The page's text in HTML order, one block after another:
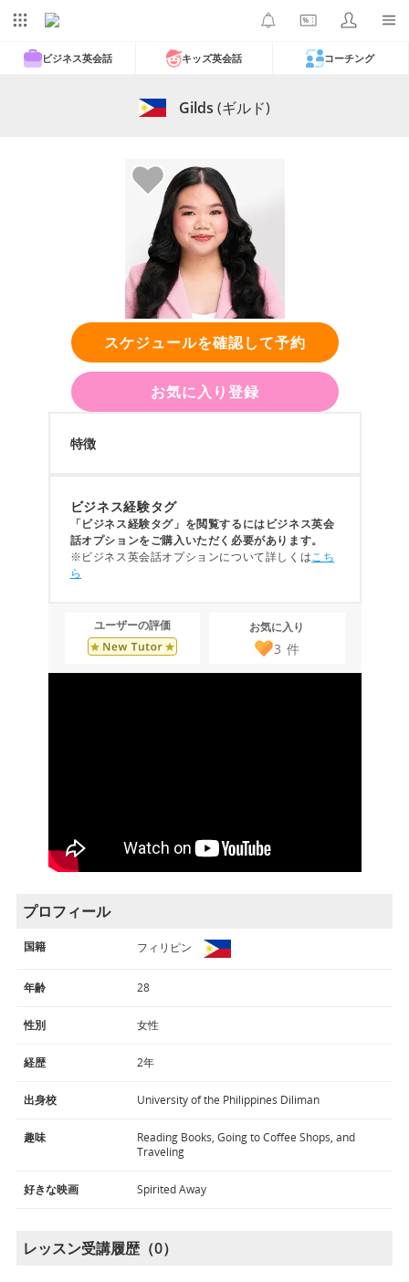
ビジネス英会話 キッズ英会話 コーチング
Gilds (ギルド)
スケジュールを確認して予約
お気に入り登録
特徴
ビジネス経験タグ
「ビジネス経験タグ」を閲覧するにはビジネス英会
話オプションをご購入いただく必要があります。
※ビジネス英会話オプションについて詳しくはこち
ら
ユーザーの評価 お気に入り
3 件
プロフィール
国籍 フィリピン
年齢 28
性別 女性
経歴 2年
出身校 University of the Philippines Diliman
趣味
Reading Books, Going to Coffee Shops, and
Traveling
好きな映画 Spirited Away
レッスン受講履歴（0）